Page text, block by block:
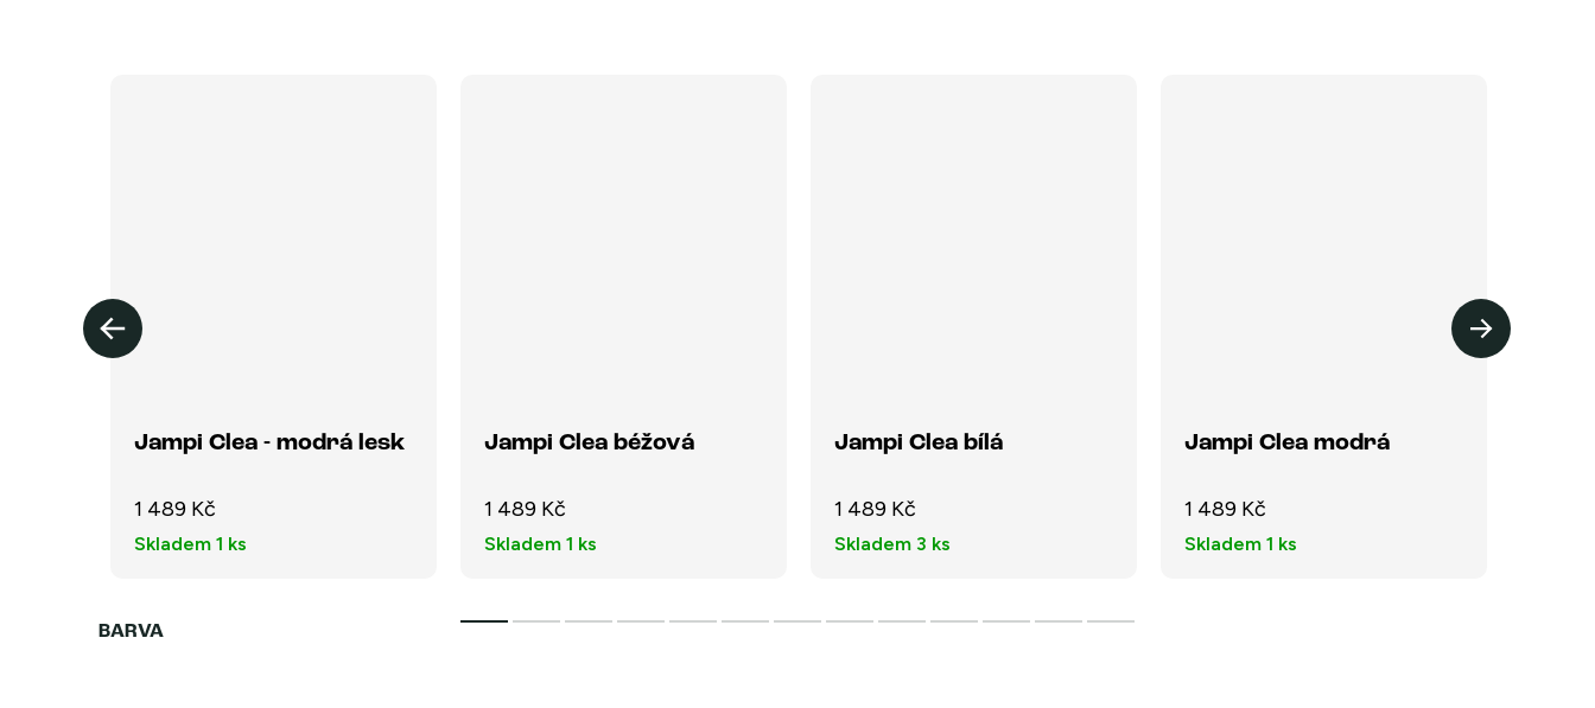
Jampi Clea - modrá lesk
1 489 Kč
Skladem 1 ks
Jampi Clea béžová
1 489 Kč
Skladem 1 ks
Jampi Clea bílá
1 489 Kč
Skladem 3 ks
Jampi Clea modrá
1 489 Kč
Skladem 1 ks